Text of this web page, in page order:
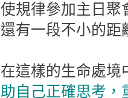
使規律參加主日聚
還有一段不小的距
在這樣的生命處境
助自己正確思考，